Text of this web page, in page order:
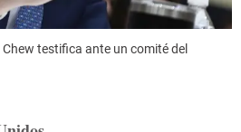
testifica ante un comité del